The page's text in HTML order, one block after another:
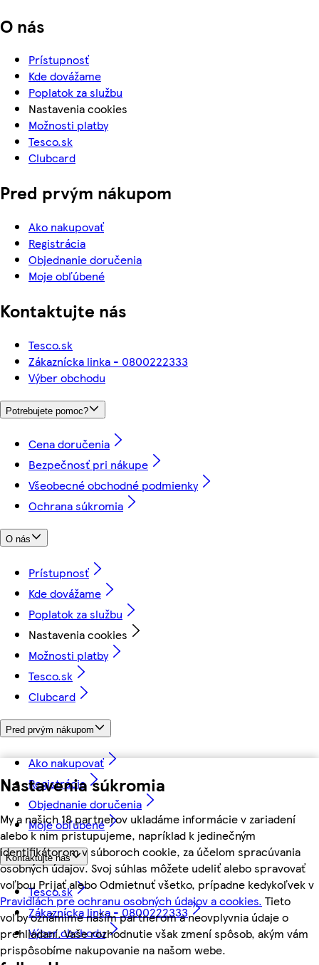
Nastavenia súkromia
My a našich 18 partnerov ukladáme informácie v zariadení
alebo k nim pristupujeme, napríklad k jedinečným
identifikátorom v súboroch cookie, za účelom spracúvania
osobných údajov. Svoj súhlas môžete udeliť alebo spravovať
voľbou Prijať alebo Odmietnuť všetko, prípadne kedykoľvek v
Pravidlách pre ochranu osobných údajov a cookies. Tieto
voľby oznámime našim partnerom a neovplyvnia údaje o
prehliadaní. Vaše rozhodnutie však zmení spôsob, akým vám
prispôsobíme nakupovanie na našom webe.
O nás
Prístupnosť
Kde dovážame
Poplatok za službu
Nastavenia cookies
Možnosti platby
Tesco.sk
Clubcard
Pred prvým nákupom
Ako nakupovať
Registrácia
Objednanie doručenia
Moje obľúbené
Kontaktujte nás
Tesco.sk
Zákaznícka linka - 0800222333
Výber obchodu
Potrebujete pomoc?
Cena doručenia
Bezpečnosť pri nákupe
Všeobecné obchodné podmienky
Ochrana súkromia
O nás
Prístupnosť
Kde dovážame
Poplatok za službu
Nastavenia cookies
Možnosti platby
Tesco.sk
Clubcard
Pred prvým nákupom
Ako nakupovať
Registrácia
Objednanie doručenia
Moje obľúbené
Kontaktujte nás
Tesco.sk
Zákaznícka linka - 0800222333
Výber obchodu